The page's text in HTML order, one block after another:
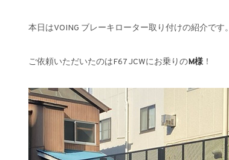
本日はVOING ブレーキローター取り付けの紹介です。
ご依頼いただいたのはF67 JCWにお乗りのM様 ！